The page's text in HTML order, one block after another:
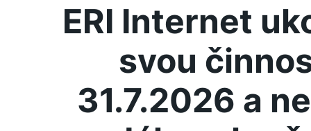
ERI Internet
svou
31.7.2026 a